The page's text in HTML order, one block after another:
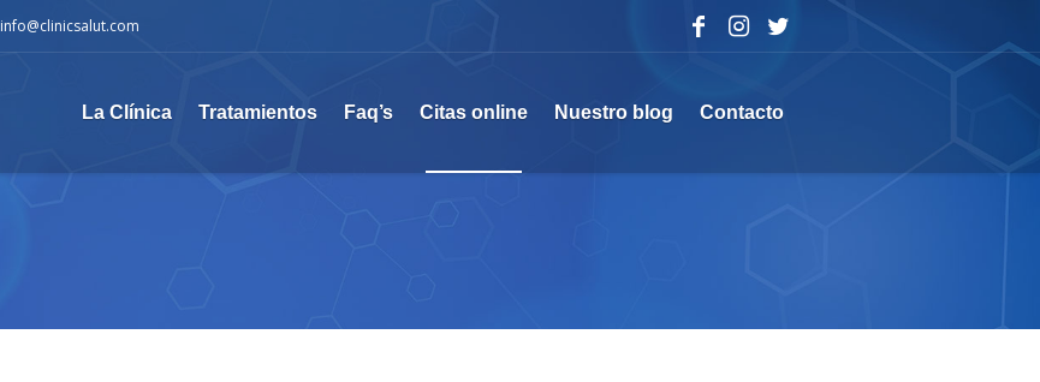
info@clinicsalut.com
La Clínica Tratamientos Faq’s Citas online Nuestro blog Contacto